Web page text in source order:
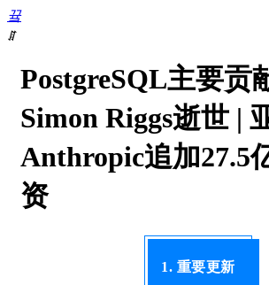
끀
ꁲ
页
据
DevOps
据
复
PostgreSQL主要贡
Simon Riggs逝世 |
Anthropic追加27.5
资
1. 重要更新